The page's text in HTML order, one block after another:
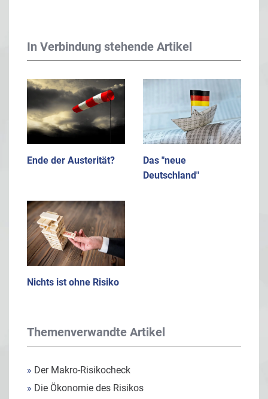
In Verbindung stehende Artikel
Ende der Austerität?
Das "neue
Deutschland"
Nichts ist ohne Risiko
Themenverwandte Artikel
» Der Makro-Risikocheck
» Die Ökonomie des Risikos